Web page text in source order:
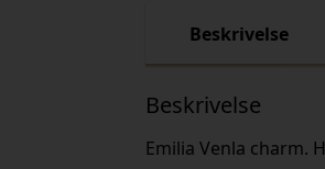
Beskrivelse
Beskrivelse
Emilia Venla charm.